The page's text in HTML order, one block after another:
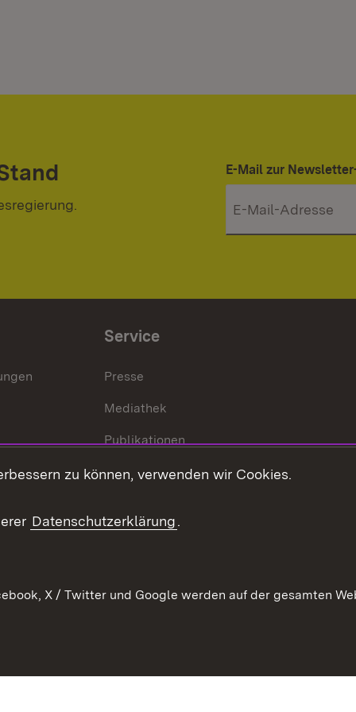
E-Mail zur
Service
Presse
Mediathek
Publikationen
Stellen und Ausbildung
Verkehrsinformationen
zu können, verwenden wir Cookies.
Datenschutzerklärung.
X / Twitter und Google werden auf der gesamten